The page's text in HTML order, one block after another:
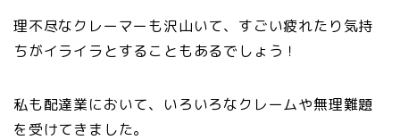
理不尽なクレーマーも沢山いて、すごい疲れたり気持
ちがイライラとすることもあるでしょう！
私も配達業において、いろいろなクレームや無理難題
を受けてきました。